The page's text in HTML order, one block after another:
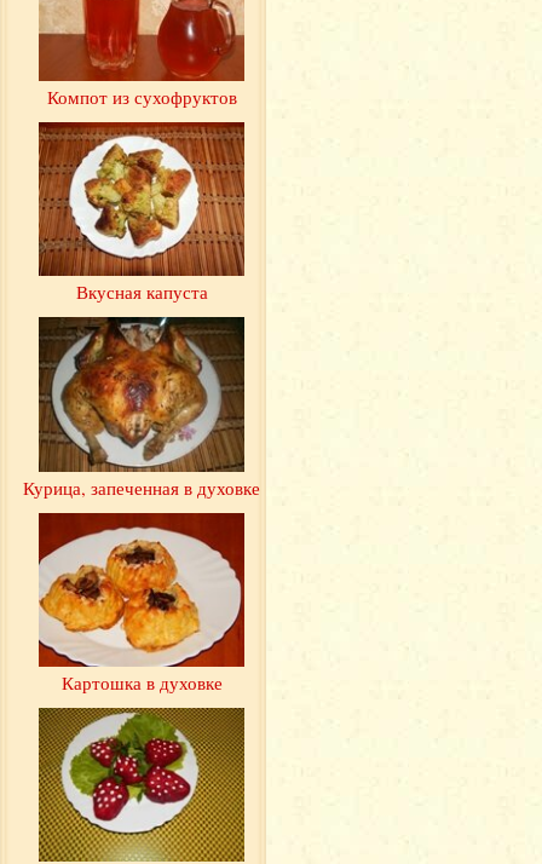
Компот из сухофруктов
Вкусная капуста
Курица, запеченная в духовке
Картошка в духовке